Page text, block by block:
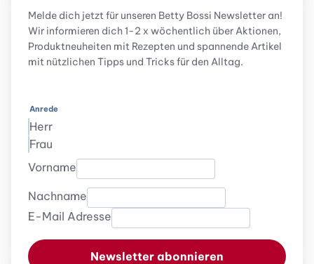
Melde dich jetzt für unseren Betty Bossi Newsletter an!
Wir informieren dich 1-2 x wöchentlich über Aktionen,
Produktneuheiten mit Rezepten und spannende Artikel
mit nützlichen Tipps und Tricks für den Alltag.
Anrede
Herr
Frau
Vorname
Nachname
E-Mail Adresse
Newsletter abonnieren